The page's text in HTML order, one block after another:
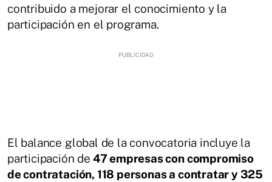
contribuido a mejorar el conocimiento y la
participación en el programa.
El balance global de la convocatoria incluye la
participación de 47 empresas con compromiso
de contratación, 118 personas a contratar y 325